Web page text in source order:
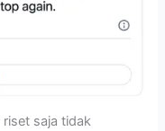
saja tidak